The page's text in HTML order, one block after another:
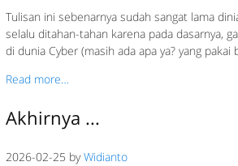
Tulisan ini sebenarnya sudah sangat lama
selalu ditahan-tahan karena pada dasarnya,
di dunia Cyber (masih ada apa ya? yang pakai
Read more…
Akhirnya ...
2026-02-25 byWidianto